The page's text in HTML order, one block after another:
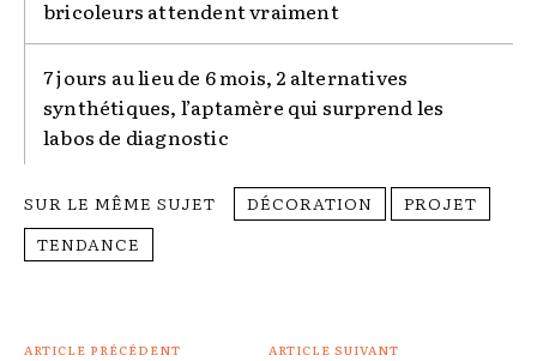
bricoleurs attendent vraiment
7 jours au lieu de 6 mois, 2 alternatives
synthétiques, l’aptamère qui surprend les
labos de diagnostic
SUR LE MÊME SUJET DÉCORATION
PROJET
TENDANCE
ARTICLE PRÉCÉDENT ARTICLE SUIVANT